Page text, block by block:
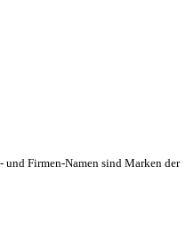
Firmen-Namen sind Marken der